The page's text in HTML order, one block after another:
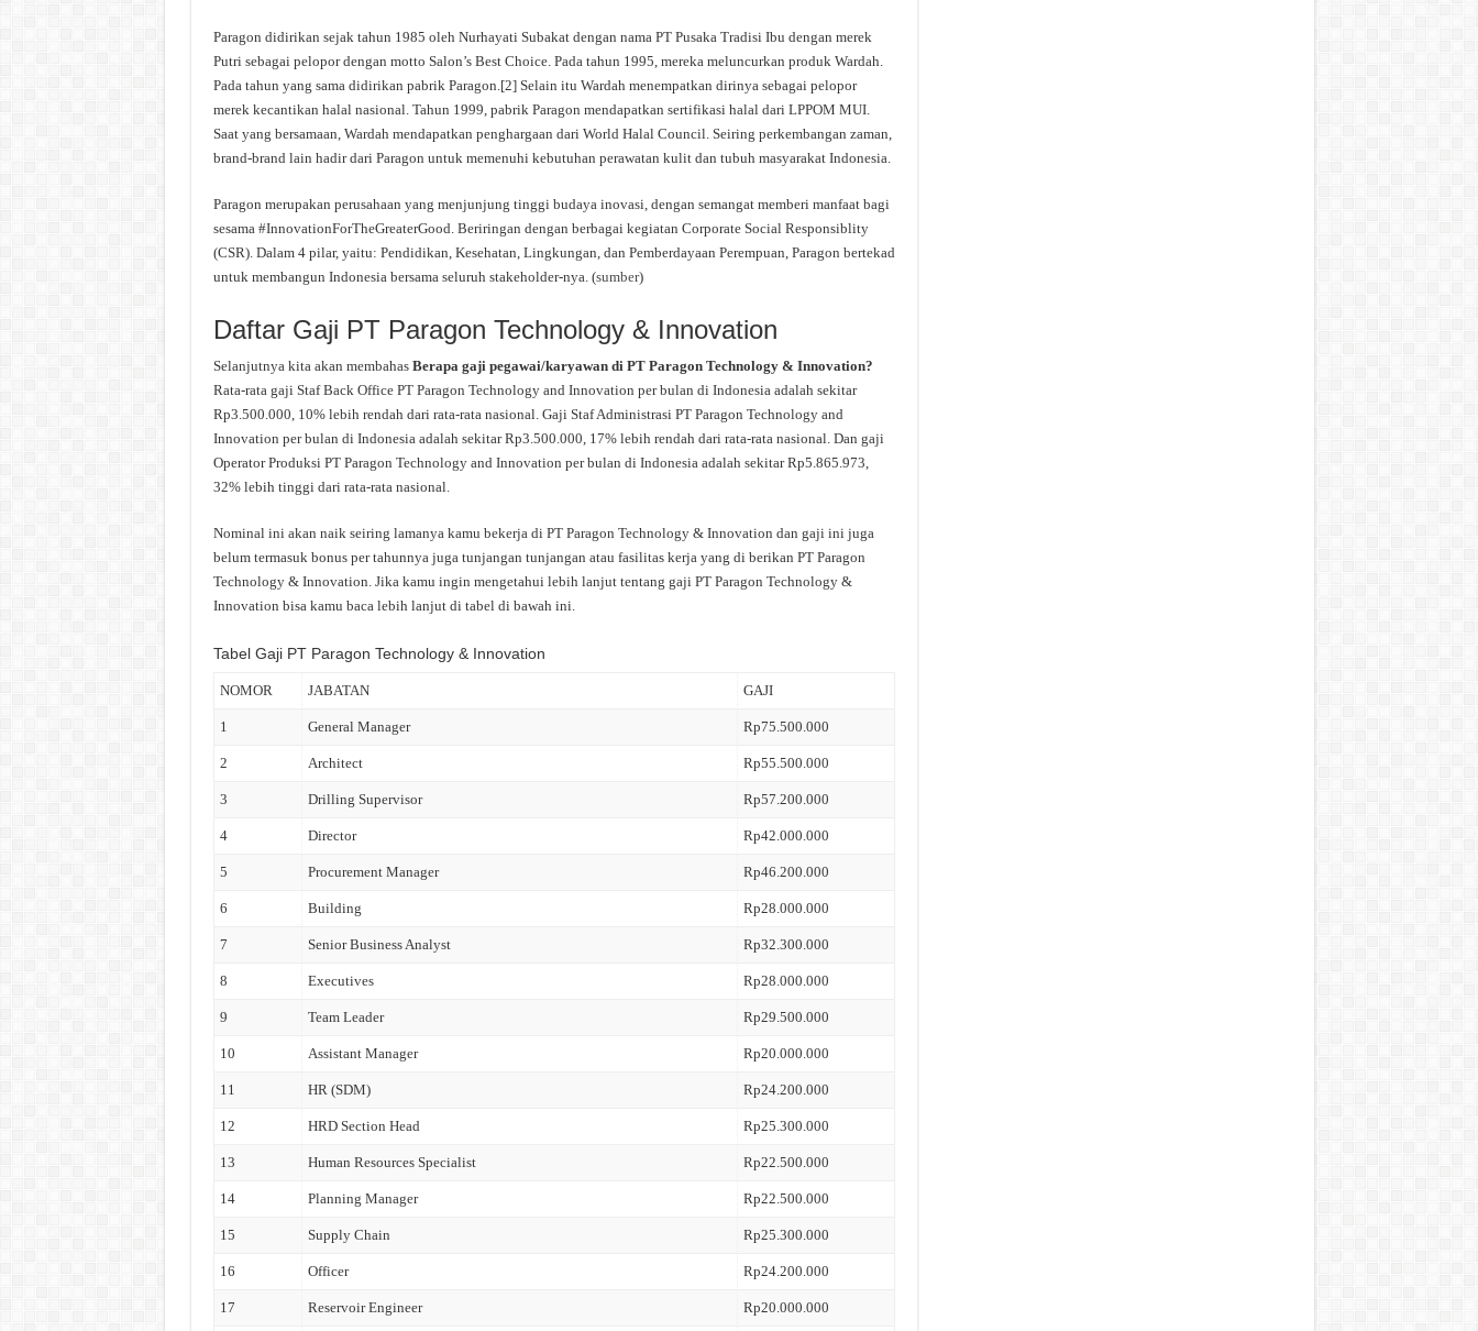
Paragon didirikan sejak tahun 1985 oleh Nurhayati Subakat dengan nama PT Pusaka Tradisi Ibu dengan merek
Putri sebagai pelopor dengan motto Salon’s Best Choice. Pada tahun 1995, mereka meluncurkan produk Wardah.
Pada tahun yang sama didirikan pabrik Paragon.[2] Selain itu Wardah menempatkan dirinya sebagai pelopor
merek kecantikan halal nasional. Tahun 1999, pabrik Paragon mendapatkan sertifikasi halal dari LPPOM MUI.
Saat yang bersamaan, Wardah mendapatkan penghargaan dari World Halal Council. Seiring perkembangan zaman,
brand-brand lain hadir dari Paragon untuk memenuhi kebutuhan perawatan kulit dan tubuh masyarakat Indonesia.
Paragon merupakan perusahaan yang menjunjung tinggi budaya inovasi, dengan semangat memberi manfaat bagi
sesama #InnovationForTheGreaterGood. Beriringan dengan berbagai kegiatan Corporate Social Responsiblity
(CSR). Dalam 4 pilar, yaitu: Pendidikan, Kesehatan, Lingkungan, dan Pemberdayaan Perempuan, Paragon bertekad
untuk membangun Indonesia bersama seluruh stakeholder-nya. (sumber)
Daftar Gaji PT Paragon Technology & Innovation
Selanjutnya kita akan membahas Berapa gaji pegawai/karyawan di PT Paragon Technology & Innovation?
Rata-rata gaji Staf Back Office PT Paragon Technology and Innovation per bulan di Indonesia adalah sekitar
Rp3.500.000, 10% lebih rendah dari rata-rata nasional. Gaji Staf Administrasi PT Paragon Technology and
Innovation per bulan di Indonesia adalah sekitar Rp3.500.000, 17% lebih rendah dari rata-rata nasional. Dan gaji
Operator Produksi PT Paragon Technology and Innovation per bulan di Indonesia adalah sekitar Rp5.865.973,
32% lebih tinggi dari rata-rata nasional.
Nominal ini akan naik seiring lamanya kamu bekerja di PT Paragon Technology & Innovation dan gaji ini juga
belum termasuk bonus per tahunnya juga tunjangan tunjangan atau fasilitas kerja yang di berikan PT Paragon
Technology & Innovation. Jika kamu ingin mengetahui lebih lanjut tentang gaji PT Paragon Technology &
Innovation bisa kamu baca lebih lanjut di tabel di bawah ini.
Tabel Gaji PT Paragon Technology & Innovation
NOMOR JABATAN GAJI
1 General Manager Rp75.500.000
2 Architect Rp55.500.000
3 Drilling Supervisor Rp57.200.000
4 Director Rp42.000.000
5 Procurement Manager Rp46.200.000
6 Building Rp28.000.000
7 Senior Business Analyst Rp32.300.000
8 Executives Rp28.000.000
9 Team Leader Rp29.500.000
10 Assistant Manager Rp20.000.000
11 HR (SDM) Rp24.200.000
12 HRD Section Head Rp25.300.000
13 Human Resources Specialist Rp22.500.000
14 Planning Manager Rp22.500.000
15 Supply Chain Rp25.300.000
16 Officer Rp24.200.000
17 Reservoir Engineer Rp20.000.000